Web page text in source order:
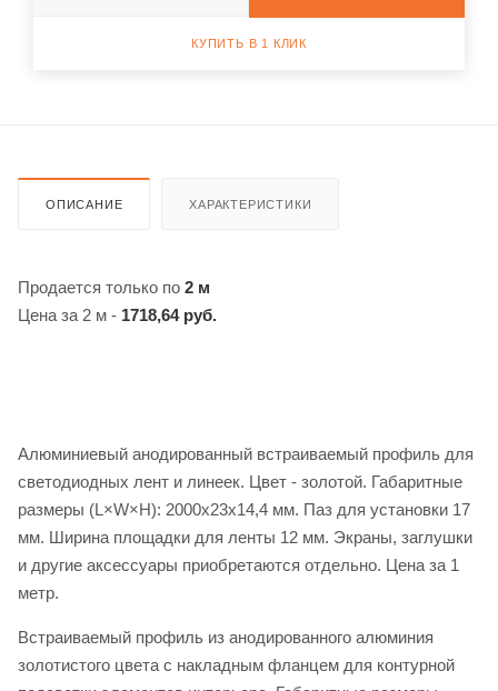
КУПИТЬ В 1 КЛИК
ОПИСАНИЕ ХАРАКТЕРИСТИКИ
Продается только по 2 м
Цена за 2 м - 1718,64 руб.
Алюминиевый анодированный встраиваемый профиль для
светодиодных лент и линеек. Цвет - золотой. Габаритные
размеры (L×W×H): 2000x23x14,4 мм. Паз для установки 17
мм. Ширина площадки для ленты 12 мм. Экраны, заглушки
и другие аксессуары приобретаются отдельно. Цена за 1
метр.
Встраиваемый профиль из анодированного алюминия
золотистого цвета с накладным фланцем для контурной